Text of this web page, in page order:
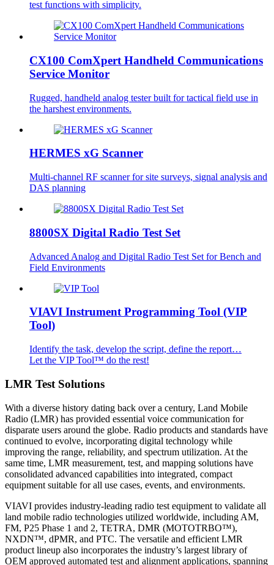
test functions with simplicity.
CX100 ComXpert Handheld Communications
Service Monitor
Rugged, handheld analog tester built for tactical field use in
the harshest environments.
HERMES xG Scanner
Multi-channel RF scanner for site surveys, signal analysis and
DAS planning
8800SX Digital Radio Test Set
Advanced Analog and Digital Radio Test Set for Bench and
Field Environments
VIAVI Instrument Programming Tool (VIP
Tool)
Identify the task, develop the script, define the report…
Let the VIP Tool™ do the rest!
LMR Test Solutions
With a diverse history dating back over a century, Land Mobile
Radio (LMR) has provided essential voice communication for
disparate users around the globe. Radio products and standards have
continued to evolve, incorporating digital technology while
improving the range, reliability, and spectrum utilization. At the
same time, LMR measurement, test, and mapping solutions have
consolidated advanced capabilities into integrated, compact
equipment suitable for all use cases, events, and environments.
VIAVI provides industry-leading radio test equipment to validate all
land mobile radio technologies utilized worldwide, including AM,
FM, P25 Phase 1 and 2, TETRA, DMR (MOTOTRBO™),
NXDN™, dPMR, and PTC. The versatile and efficient LMR
product lineup also incorporates the industry’s largest library of
OEM approved automated test and alignment applications, spanning